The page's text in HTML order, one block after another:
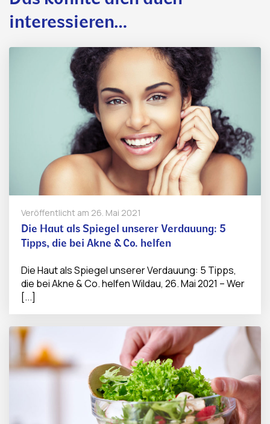
interessieren…
Veröffentlicht am 26. Mai 2021
Die Haut als Spiegel unserer Verdauung: 5
Tipps, die bei Akne & Co. helfen
Die Haut als Spiegel unserer Verdauung: 5 Tipps,
die bei Akne & Co. helfen Wildau, 26. Mai 2021 – Wer
[...]